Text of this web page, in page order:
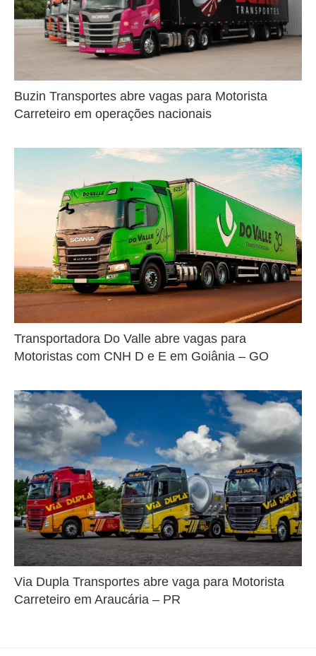
Buzin Transportes abre vagas para Motorista
Carreteiro em operações nacionais
Transportadora Do Valle abre vagas para
Motoristas com CNH D e E em Goiânia – GO
Via Dupla Transportes abre vaga para Motorista
Carreteiro em Araucária – PR